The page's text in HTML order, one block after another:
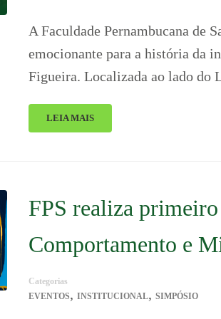
A Faculdade Pernambucana de
emocionante para a história da
Figueira. Localizada ao lado do
LEIA MAIS
FPS realiza
Comportamento e
Categorias
EVENTOS, INSTITUCIONAL, SIMPÓSIO